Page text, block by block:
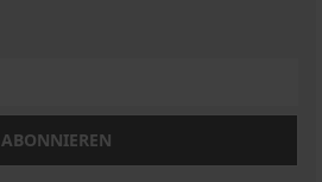
ABONNIEREN